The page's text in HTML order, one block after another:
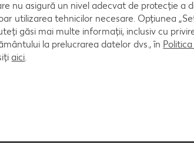
taie felii, apoi se distribuie pe cremă.
se presară restul de chives.
nu asigură un nivel adecvat de protecție a
utilizarea tehnicilor necesare. Opțiunea
găsi mai multe informații, inclusiv cu
la prelucrarea datelor dvs., în
aici.